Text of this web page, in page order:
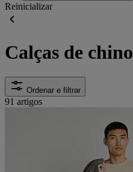
Reinicializar
Calças de chino
Ordenar e filtrar
91 artigos